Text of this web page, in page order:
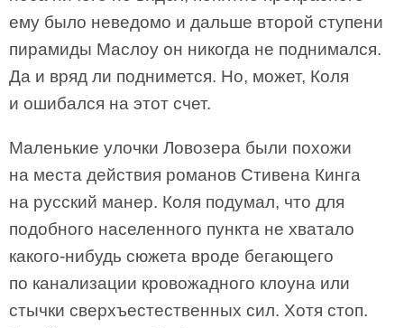
ему было неведомо и дальше второй ступени
пирамиды Маслоу он никогда не поднимался.
Да и вряд ли поднимется. Но, может, Коля
и ошибался на этот счет.
Маленькие улочки Ловозера были похожи
на места действия романов Стивена Кинга
на русский манер. Коля подумал, что для
подобного населенного пункта не хватало
какого-нибудь сюжета вроде бегающего
по канализации кровожадного клоуна или
стычки сверхъестественных сил. Хотя стоп.